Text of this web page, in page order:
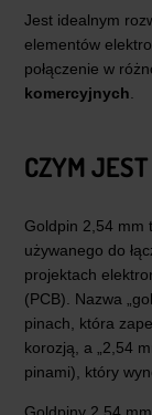
Jest idealnym
elementów
połączenie w
komercyjnych
CZYM
Goldpin 2,54 mm
używanego do
projektach
(PCB). Nazwa
pinach, która
korozją, a „2,54
pinami), który